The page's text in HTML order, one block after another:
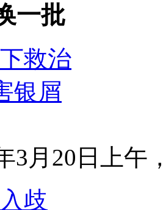
一批
3月20日上午